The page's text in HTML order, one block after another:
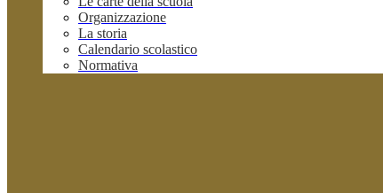
Organizzazione
La storia
Calendario scolastico
Normativa